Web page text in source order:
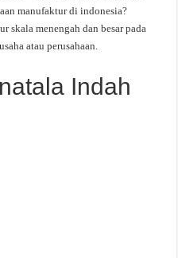
manufaktur di indonesia?
skala menengah dan besar pada
atau perusahaan.
Indah